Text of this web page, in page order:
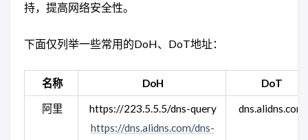
持，提高网络安全性。
下面仅列举一些常用的DoH、DoT地址：
名称 DoH DoT
阿里
https://223.5.5.5/dns-query
https://dns.alidns.com/dns-
dns.alidns.com